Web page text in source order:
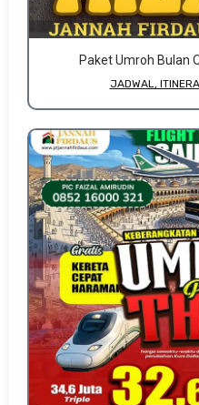
Paket Umroh Bulan
JADWAL,